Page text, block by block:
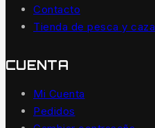
Contacto
Tienda de pesca y caza
CUENTA
Mi Cuenta
Pedidos